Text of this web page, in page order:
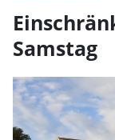
Samstag